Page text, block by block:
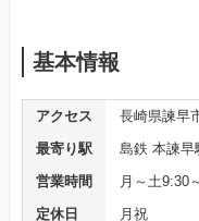
基本情報
アクセス
長崎県諫早
最寄り駅
島鉄 本諫早
営業時間
月～土9:30
定休日
月祝